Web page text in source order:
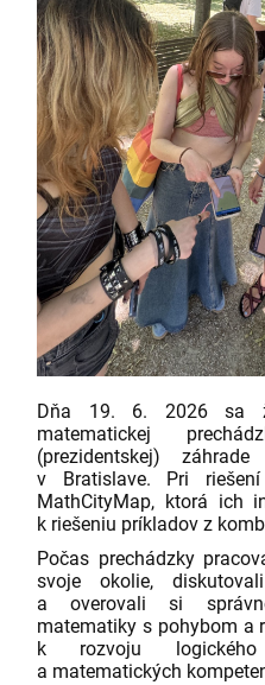
Dňa 19. 6. 2026 sa
matematickej
(prezidentskej)
v Bratislave. Pri
MathCityMap, ktorá ich
k riešeniu príkladov z
Počas prechádzky
svoje okolie,
a overovali si
matematiky s pohybom a
k rozvoju logického
a matematických